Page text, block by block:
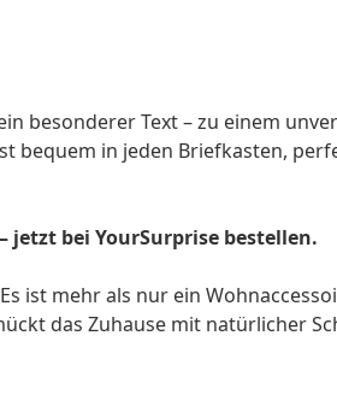
besonderer Text – zu einem
bequem in jeden Briefkasten,
jetzt bei YourSurprise bestellen.
ist mehr als nur ein
das Zuhause mit natürlicher